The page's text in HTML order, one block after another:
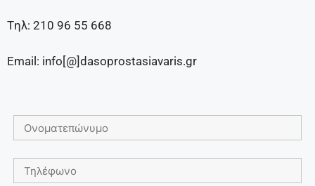
Tηλ: 210 96 55 668
Email: info[@]dasoprostasiavaris.gr